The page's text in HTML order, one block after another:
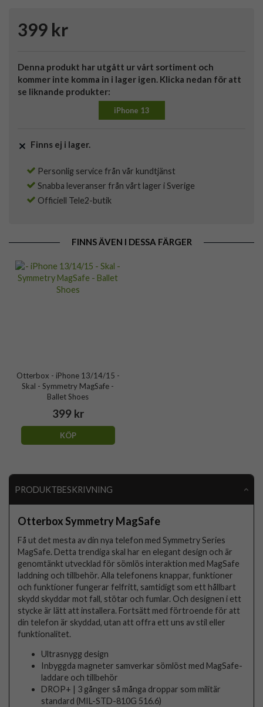
399 kr
Denna produkt har utgått ur vårt sortiment och
kommer inte komma in i lager igen. Klicka nedan för att
se liknande produkter:
iPhone 13
Finns ej i lager.
Personlig service från vår kundtjänst
Snabba leveranser från vårt lager i Sverige
Officiell Tele2-butik
FINNS ÄVEN I DESSA FÄRGER
Otterbox - iPhone 13/14/15 -
Skal - Symmetry MagSafe -
Ballet Shoes
399 kr
KÖP
PRODUKTBESKRIVNING
Otterbox Symmetry MagSafe
Få ut det mesta av din nya telefon med Symmetry Series
MagSafe. Detta trendiga skal har en elegant design och är
genomtänkt utvecklad för sömlös interaktion med MagSafe
laddning och tillbehör. Alla telefonens knappar, funktioner
och funktioner fungerar felfritt, samtidigt som ett hållbart
skydd skyddar mot fall, stötar och fumlar. Och designen i ett
stycke är lätt att installera. Fortsätt med förtroende för att
din telefon är skyddad, utan att offra ett uns av stil eller
funktionalitet.
Ultrasnygg design
Inbyggda magneter samverkar sömlöst med MagSafe-
laddare och tillbehör
DROP+ | 3 gånger så många droppar som militär
standard (MIL-STD-810G 516.6)